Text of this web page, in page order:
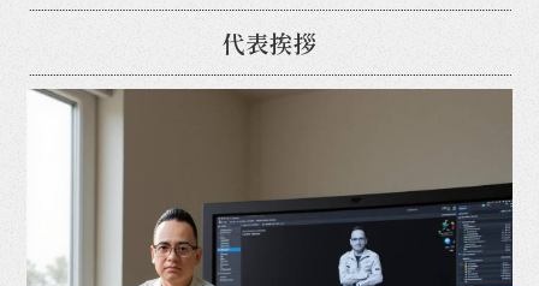
代表挨拶